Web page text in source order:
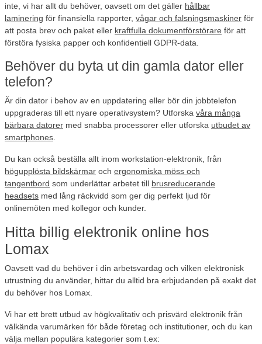
inte, vi har allt du behöver, oavsett om det gäller hållbar
laminering för finansiella rapporter, vågar och falsningsmaskiner för
att posta brev och paket eller kraftfulla dokumentförstörare för att
förstöra fysiska papper och konfidentiell GDPR-data.
Behöver du byta ut din gamla dator eller
telefon?
Är din dator i behov av en uppdatering eller bör din jobbtelefon
uppgraderas till ett nyare operativsystem? Utforska våra många
bärbara datorer med snabba processorer eller utforska utbudet av
smartphones
Du kan också beställa allt inom workstation-elektronik, från
högupplösta bildskärmar och ergonomiska möss och
tangentbord som underlättar arbetet till brusreducerande
headsets med lång räckvidd som ger dig perfekt ljud för
onlinemöten med kollegor och kunder.
Hitta billig elektronik online hos
Lomax
Oavsett vad du behöver i din arbetsvardag och vilken elektronisk
utrustning du använder, hittar du alltid bra erbjudanden på exakt det
du behöver hos Lomax.
Vi har ett brett utbud av högkvalitativ och prisvärd elektronik från
välkända varumärken för både företag och institutioner, och du kan
välja mellan populära kategorier som t.ex: